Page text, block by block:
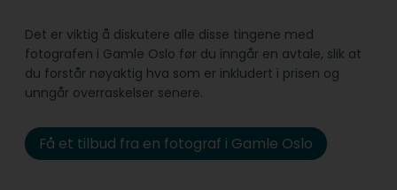
Det er viktig å diskutere alle disse tingene med
fotografen i Gamle Oslo før du inngår en avtale, slik at
du forstår nøyaktig hva som er inkludert i prisen og
unngår overraskelser senere.
Få et tilbud fra en fotograf i Gamle Oslo